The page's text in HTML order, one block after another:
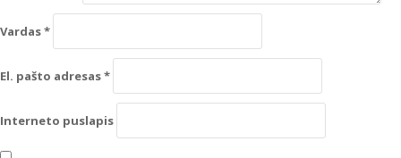
Vardas*
El. pašto adresas*
Interneto puslapis